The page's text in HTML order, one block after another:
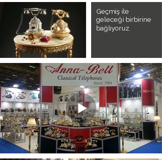
Geçmiş ile
geleceği birbirine
bağlıyoruz.